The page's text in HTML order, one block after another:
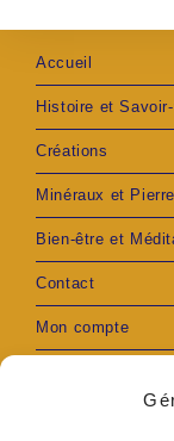
Accueil
Histoire et
Créations
Minéraux et
Bien-être et
Contact
Mon compte